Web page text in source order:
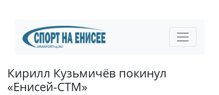
Кирилл Кузьмичëв покинул
«Енисей-СТМ»